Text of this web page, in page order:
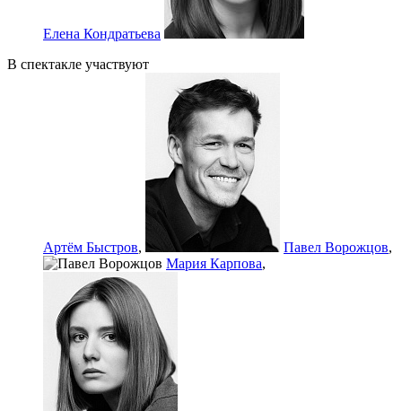
Елена Кондратьева
В спектакле участвуют
Артём Быстров, Павел Ворожцов,
Мария Карпова,